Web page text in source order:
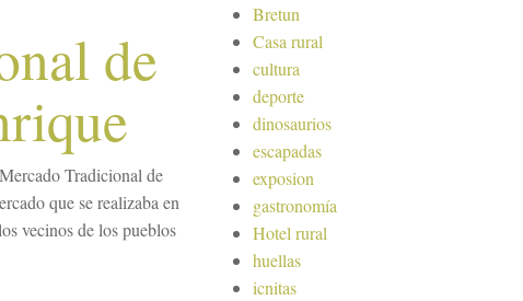
de
Tradicional de
que se realizaba en
vecinos de los pueblos
Bretun
Casa rural
cultura
deporte
dinosaurios
escapadas
exposion
gastronomía
Hotel rural
huellas
icnitas